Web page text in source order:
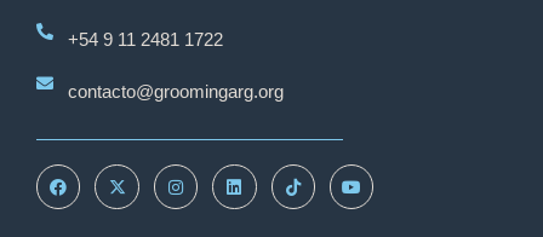
+54 9 11 2481 1722
contacto@groomingarg.org